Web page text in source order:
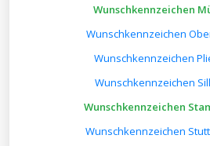
Wunschkennzeichen
Wunschkennzeichen
Wunschkennzeichen
Wunschkennzeichen
Wunschkennzeichen
Wunschkennzeichen